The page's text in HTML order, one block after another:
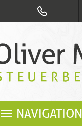
NAVIGATION